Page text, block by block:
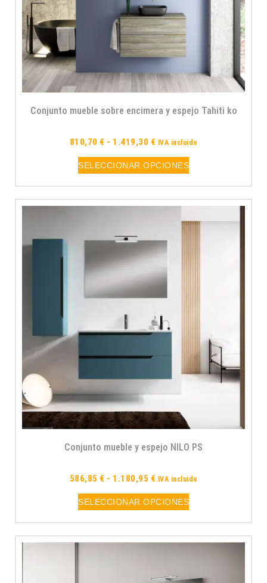
Conjunto mueble sobre encimera y espejo Tahiti ko
810,70 € - 1.419,30 € IVA incluido
SELECCIONAR OPCIONES
Conjunto mueble y espejo NILO PS
586,85 € - 1.180,95 € IVA incluido
SELECCIONAR OPCIONES